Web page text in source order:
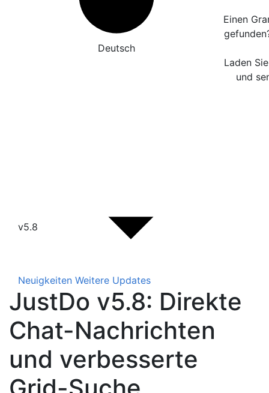
Deutsch
Einen
Laden
und
v5.8
Neuigkeiten Weitere Updates
JustDo v5.8: Direkte
Chat-Nachrichten
und verbesserte